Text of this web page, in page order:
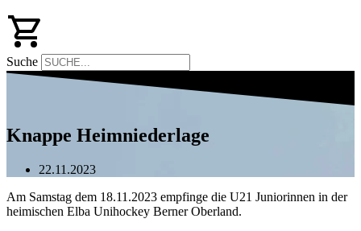
Suche
Knappe Heimniederlage
22.11.2023
Am Samstag dem 18.11.2023 empfinge die U21 Juniorinnen in der
heimischen Elba Unihockey Berner Oberland.